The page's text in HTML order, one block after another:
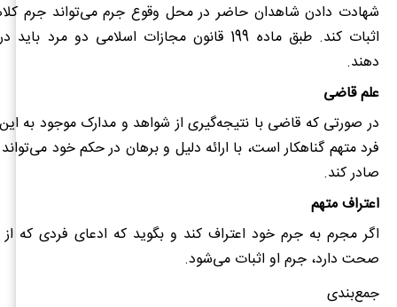
شهادت دادن شاهدان حاضر در محل وقوع جرم می‌تواند جرم
اثبات کند. طبق ماده 199 قانون مجازات اسلامی دو
دهند.
علم قاضی
در صورتی که قاضی با نتیجه‌گیری از شواهد و مدارک موجود به
فرد متهم گناهکار است، با ارائه دلیل و برهان در حکم خود
صادر کند.
اعتراف متهم
اگر مجرم به جرم خود اعتراف کند و بگوید که ادعای فردی که
صحت دارد، جرم او اثبات می‌شود.
جمع‌بندی